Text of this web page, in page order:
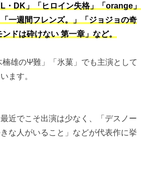
・DK」「ヒロイン失格」「orange」
「一週間フレンズ。」「ジョジョの奇
ドは砕けない 第一章」など。
楠雄のΨ難」「氷菓」でも主演として
ます。
近でこそ出演は少なく、「デスノー
な人がいること」などが代表作に挙